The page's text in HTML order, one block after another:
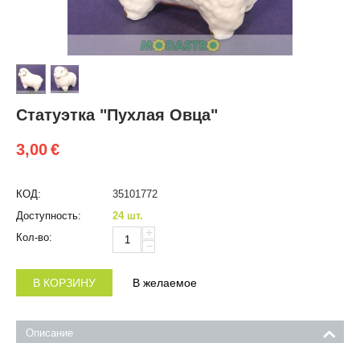
Статуэтка "Пухлая Овца"
3,00€
КОД:
35101772
Доступность:
24 шт.
Кол-во:
+
−
В КОРЗИНУ В желаемое
Описание